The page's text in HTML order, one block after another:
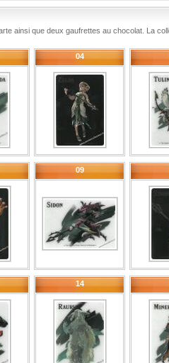
ainsi que deux gaufrettes au chocolat. La
04
09
14